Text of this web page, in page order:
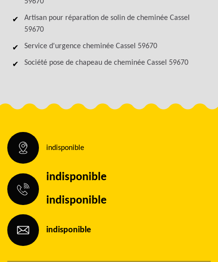
Artisan pour réparation de solin de cheminée Cassel
59670
Service d'urgence cheminée Cassel 59670
Société pose de chapeau de cheminée Cassel 59670
indisponible
indisponible
indisponible
indisponible